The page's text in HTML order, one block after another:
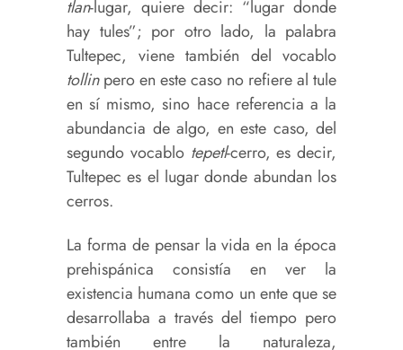
tlan-lugar, quiere decir: “lugar donde
hay tules”; por otro lado, la palabra
Tultepec, viene también del vocablo
tollinpero en este caso no refiere al tule
en sí mismo, sino hace referencia a la
abundancia de algo, en este caso, del
segundo vocablo tepetl-cerro, es decir,
Tultepec es el lugar donde abundan los
cerros.
La forma de pensar la vida en la época
prehispánica consistía en ver la
existencia humana como un ente que se
desarrollaba a través del tiempo pero
también entre la naturaleza,